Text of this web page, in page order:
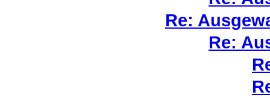
Re:
Re: